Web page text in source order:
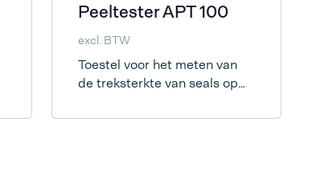
Peeltester APT 100
excl. BTW
Toestel voor het meten van
de treksterkte van seals op